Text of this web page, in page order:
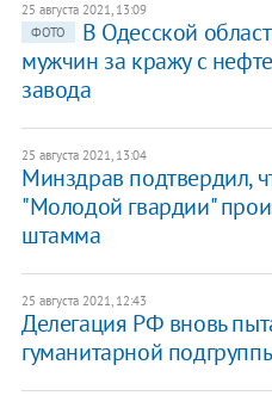
25 августа 2021, 13:09
ФОТО
В Одесской
мужчин за кражу с
завода
25 августа 2021, 13:04
Минздрав подтвердил,
"Молодой гвардии"
штамма
25 августа 2021, 12:43
Делегация РФ вновь
гуманитарной